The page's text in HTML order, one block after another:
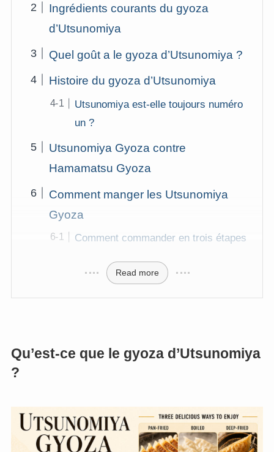
Ingrédients courants du gyoza
d’Utsunomiya
Quel goût a le gyoza d’Utsunomiya ?
Histoire du gyoza d’Utsunomiya
Utsunomiya est-elle toujours numéro
un ?
Utsunomiya Gyoza contre
Hamamatsu Gyoza
Comment manger les Utsunomiya
Gyoza
Comment commander en trois étapes
Read more
Qu’est-ce que le gyoza d’Utsunomiya
?